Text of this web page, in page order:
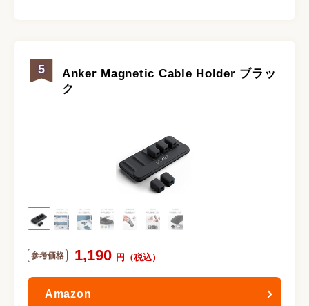
5
Anker Magnetic Cable Holder ブラッ
ク
1,190